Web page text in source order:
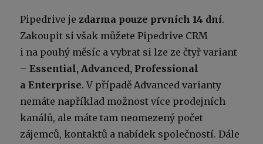
Pipedrive jezdarma pouze prvních 14 dní.
Zakoupit si však můžete Pipedrive CRM
i na pouhý měsíc a vybrat si lze ze čtyř variant
–Essential, Advanced, Professional
a Enterprise. V případě Advanced varianty
nemáte například možnost více prodejních
kanálů, ale máte tam neomezený počet
zájemců, kontaktů a nabídek společností. Dále